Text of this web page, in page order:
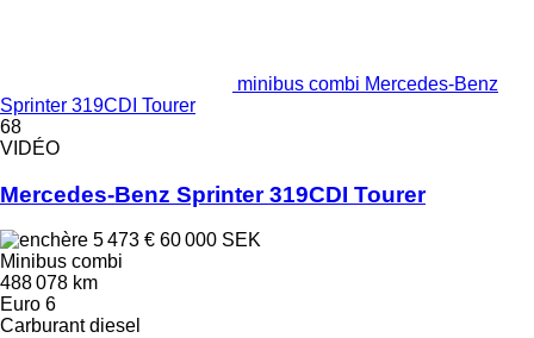
minibus combi Mercedes-Benz
Sprinter 319CDI Tourer
68
VIDÉO
Mercedes-Benz Sprinter 319CDI Tourer
5 473 € 60 000 SEK
Minibus combi
488 078 km
Euro 6
Carburant diesel